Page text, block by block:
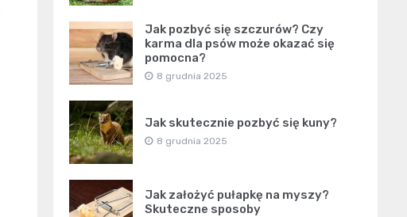
Jak pozbyć się szczurów? Czy
karma dla psów może okazać się
pomocna?
8 grudnia 2025
Jak skutecznie pozbyć się kuny?
8 grudnia 2025
Jak założyć pułapkę na myszy?
Skuteczne sposoby